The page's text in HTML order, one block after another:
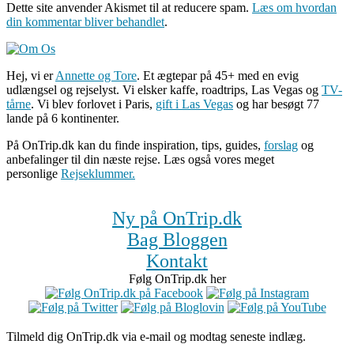
Dette site anvender Akismet til at reducere spam. Læs om hvordan
din kommentar bliver behandlet.
Hej, vi erAnnette og Tore. Et ægtepar på 45+ med en evig
udlængsel og rejselyst. Vi elsker kaffe, roadtrips, Las Vegas og TV-
tårne. Vi blev forlovet i Paris, gift i Las Vegas og har besøgt 77
lande på 6 kontinenter.
På OnTrip.dk kan du finde inspiration, tips, guides, forslag og
anbefalinger til din næste rejse. Læs også vores meget
personlige Rejseklummer.
Ny på OnTrip.dk
Bag Bloggen
Kontakt
Følg OnTrip.dk her
Tilmeld dig OnTrip.dk via e-mail og modtag seneste indlæg.